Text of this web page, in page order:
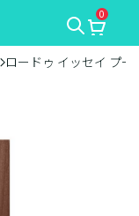
0
ロードゥ イッセイ プ